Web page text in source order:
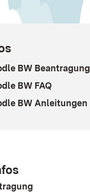
BW Beantragung
BW FAQ
BW Anleitungen